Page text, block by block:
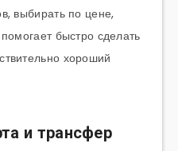
выбирать по цене,
быстро сделать
хороший
и трансфер